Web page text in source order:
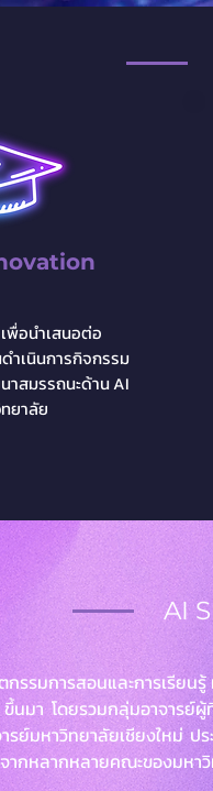
เพื่อนำเสนอต่อ
ำเนินการกิจกรรม
สมรรถนะด้าน AI
ยาลัย
AI
รรมการสอนและการเรียน
นมา โดยรวมกลุ่มอาจารย์
รย์มหาวิทยาลัยเชียงใหม่
ากหลากหลายคณะของมหา